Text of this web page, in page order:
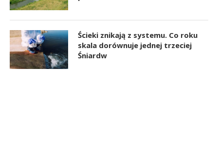
Ścieki znikają z systemu. Co roku
skala dorównuje jednej trzeciej
Śniardw